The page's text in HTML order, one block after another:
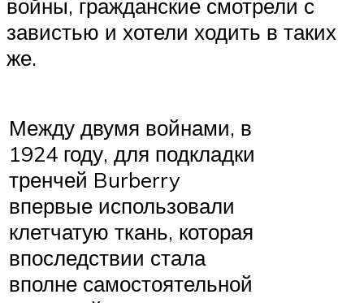
войны, гражданские смотрели с
завистью и хотели ходить в таких
же.
Между двумя войнами, в
1924 году, для подкладки
тренчей Burberry
впервые использовали
клетчатую ткань, которая
впоследствии стала
вполне самостоятельной